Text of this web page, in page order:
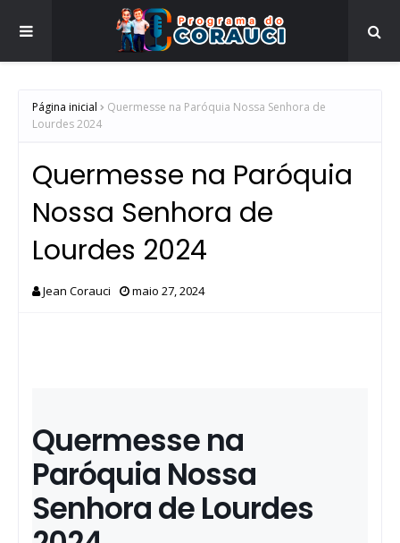
Página inicial
Quermesse na Paróquia Nossa Senhora de
Lourdes 2024
Quermesse na Paróquia
Nossa Senhora de
Lourdes 2024
Jean Corauci maio 27, 2024
Quermesse na
Paróquia Nossa
Senhora de Lourdes